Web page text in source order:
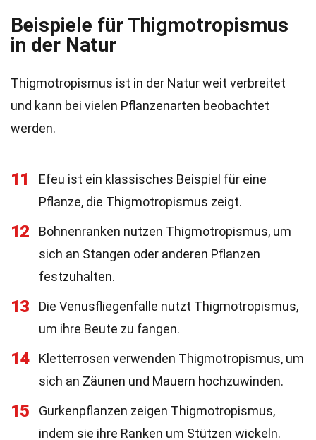
Beispiele für Thigmotropismus
in der Natur
Thigmotropismus ist in der Natur weit verbreitet
und kann bei vielen Pflanzenarten beobachtet
werden.
11
Efeu ist ein klassisches Beispiel für eine
Pflanze, die Thigmotropismus zeigt.
12
Bohnenranken nutzen Thigmotropismus, um
sich an Stangen oder anderen Pflanzen
festzuhalten.
13
Die Venusfliegenfalle nutzt Thigmotropismus,
um ihre Beute zu fangen.
14
Kletterrosen verwenden Thigmotropismus, um
sich an Zäunen und Mauern hochzuwinden.
15
Gurkenpflanzen zeigen Thigmotropismus,
indem sie ihre Ranken um Stützen wickeln.